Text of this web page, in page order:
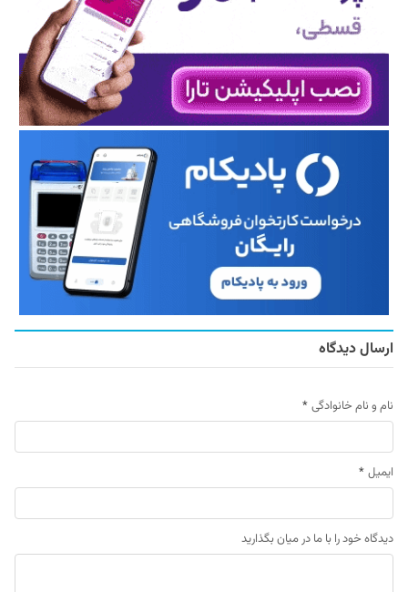
ارسال دیدگاه
نام و نام خانوادگی *
ایمیل *
دیدگاه خود را با ما در میان بگذارید